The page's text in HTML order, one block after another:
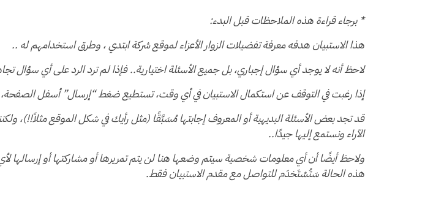
* برجاء قراءة هذه الملاحظات قبل البدء:
هذا الاستبيان هدفه معرفة تفضيلات الزوار الأعزاء لموقع شركة ابتدي ، وطرق استخدامهم له ..
لاحظ أنه لا يوجد أي سؤال إجباري، بل جميع الأسئلة اختيارية.. فإذا لم ترد الرد على أي
إذا رغبت في التوقف عن استكمال الاستبيان في أي وقت، تستطيع ضغط “إرسال” أسفل
قد تجد بعض الأسئلة البديهية أو المعروف إجابتها مُسَبَّقًا (مثل رأيك في شكل الموقع مثلاً!!)،
الآراء ونستمع إليها جيدًا..
ولاحظ أيضًا أن أي معلومات شخصية سيتم وضعها هنا لن يتم تمريرها أو مشاركتها أو إرسالها
هذه الحالة سَتُسْتَخدَم للتواصل مع مقدم الاستبيان فقط.